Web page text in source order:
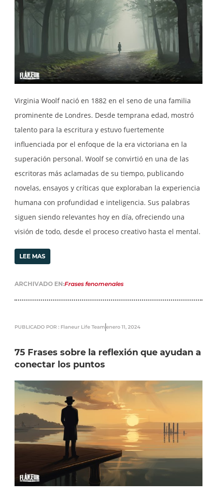
Virginia Woolf nació en 1882 en el seno de una familia
prominente de Londres. Desde temprana edad, mostró
talento para la escritura y estuvo fuertemente
influenciada por el enfoque de la era victoriana en la
superación personal. Woolf se convirtió en una de las
escritoras más aclamadas de su tiempo, publicando
novelas, ensayos y críticas que exploraban la experiencia
humana con profundidad e inteligencia. Sus palabras
siguen siendo relevantes hoy en día, ofreciendo una
visión de todo, desde el proceso creativo hasta el mental.
LEE MAS
ARCHIVADO EN:Frases fenomenales
PUBLICADO POR : Flaneur Life Team enero 11, 2024
75 Frases sobre la reflexión que ayudan a
conectar los puntos